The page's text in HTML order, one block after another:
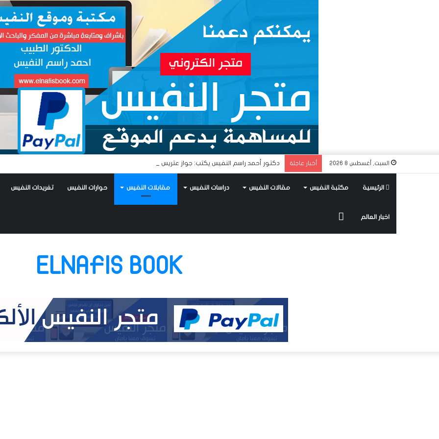
السبت, أغسطس 8 2026 أخبار عاجلة دكتور أحمد راسم النفيس يكتب: جواز عتريس من فؤادة باطل!! وجواز براقش من حُنين فاشل!!
الرئيسية مكتبة النفيس مقالات النفيس دراسات النفيس مقابلات النفيس حوارات النفيس تغريدات النفيس
اخبار العالم
ELNAFIS BOOK